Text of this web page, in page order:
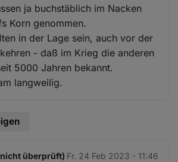
ja buchstäblich im Nacken
Korn genommen.
in der Lage sein, auch vor der
- daß im Krieg die anderen
5000 Jahren bekannt.
langweilig.
überprüft) Fr. 24 Feb 2023 - 11:46